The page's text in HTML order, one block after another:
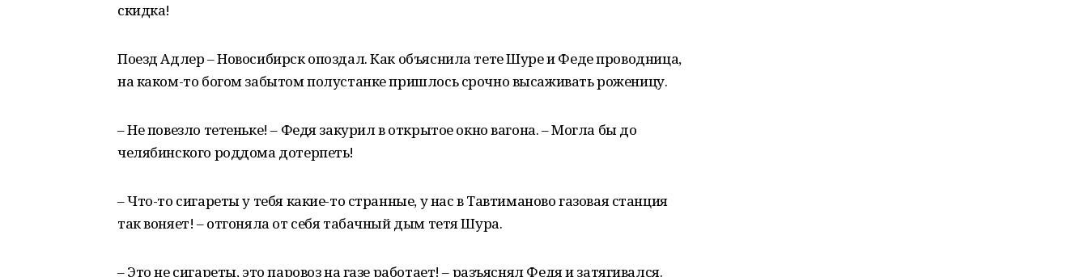
скидка!
Поезд Адлер – Новосибирск опоздал. Как объяснила тете Шуре и Феде проводница,
на каком-то богом забытом полустанке пришлось срочно высаживать роженицу.
– Не повезло тетеньке! – Федя закурил в открытое окно вагона. – Могла бы до
челябинского роддома дотерпеть!
– Что-то сигареты у тебя какие-то странные, у нас в Тавтиманово газовая станция
так воняет! – отгоняла от себя табачный дым тетя Шура.
– Это не сигареты, это паровоз на газе работает! – разъяснял Федя и затягивался.